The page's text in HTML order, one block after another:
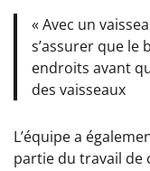
« Avec un
s’assurer que le
endroits avant
des vaisseaux
L’équipe a
partie du travail de